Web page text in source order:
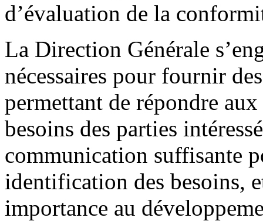
d’évaluation de la
La Direction Générale
nécessaires pour fournir
permettant de répondre
besoins des parties
communication suffisante
identification des besoins,
importance au